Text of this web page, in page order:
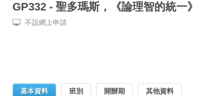
GP332 - 聖多瑪斯，《論理智的統一》
不設網上申請
基本資料 班別 開辦期 其他資料